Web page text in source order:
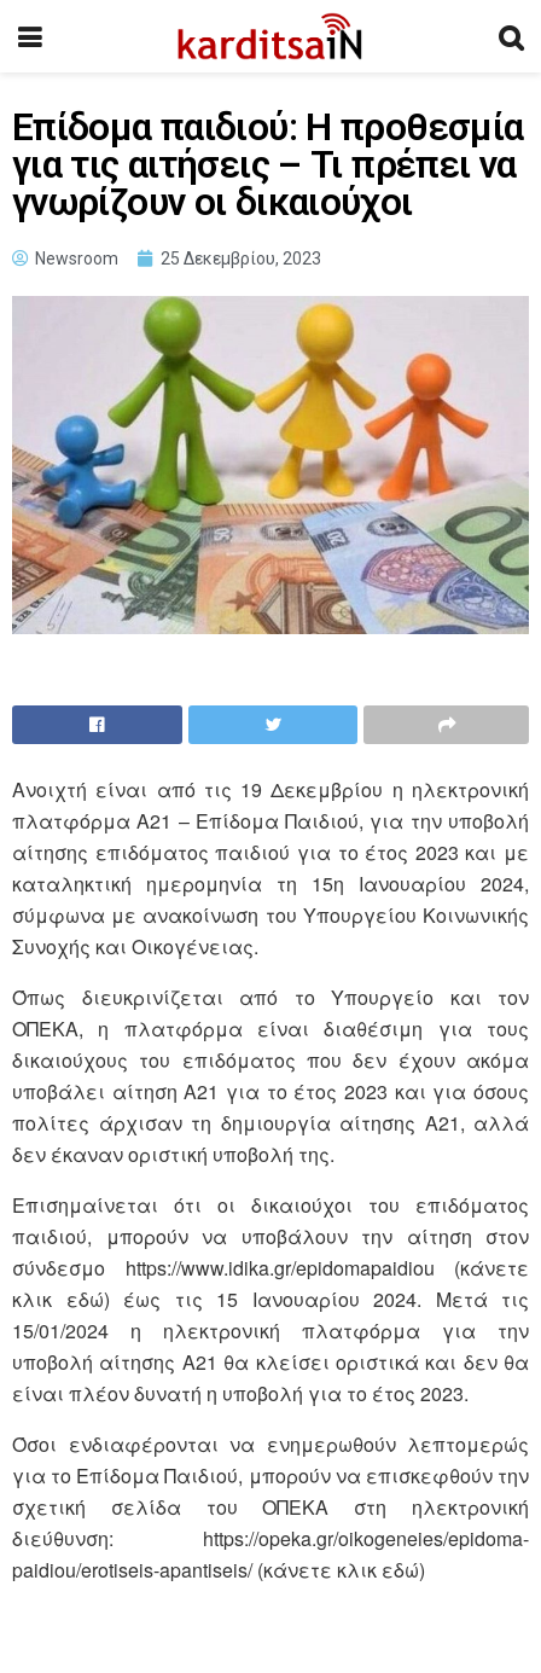
Επίδομα παιδιού: Η προθεσμία
για τις αιτήσεις – Τι πρέπει να
γνωρίζουν οι δικαιούχοι
Newsroom 25 Δεκεμβρίου, 2023
Ανοιχτή είναι από τις 19 Δεκεμβρίου η ηλεκτρονική
πλατφόρμα Α21 – Επίδομα Παιδιού, για την υποβολή
αίτησης επιδόματος παιδιού για το έτος 2023 και με
καταληκτική ημερομηνία τη 15η Ιανουαρίου 2024,
σύμφωνα με ανακοίνωση του Υπουργείου Κοινωνικής
Συνοχής και Οικογένειας.
Όπως διευκρινίζεται από το Υπουργείο και τον
ΟΠΕΚΑ, η πλατφόρμα είναι διαθέσιμη για τους
δικαιούχους του επιδόματος που δεν έχουν ακόμα
υποβάλει αίτηση Α21 για το έτος 2023 και για όσους
πολίτες άρχισαν τη δημιουργία αίτησης Α21, αλλά
δεν έκαναν οριστική υποβολή της.
Επισημαίνεται ότι οι δικαιούχοι του επιδόματος
παιδιού, μπορούν να υποβάλουν την αίτηση στον
σύνδεσμο https://www.idika.gr/epidomapaidiou (κάνετε
κλικ εδώ) έως τις 15 Ιανουαρίου 2024. Μετά τις
15/01/2024 η ηλεκτρονική πλατφόρμα για την
υποβολή αίτησης Α21 θα κλείσει οριστικά και δεν θα
είναι πλέον δυνατή η υποβολή για το έτος 2023.
Όσοι ενδιαφέρονται να ενημερωθούν λεπτομερώς
για το Επίδομα Παιδιού, μπορούν να επισκεφθούν την
σχετική σελίδα του ΟΠΕΚΑ στη ηλεκτρονική
διεύθυνση: https://opeka.gr/oikogeneies/epidoma-
paidiou/erotiseis-apantiseis/ (κάνετε κλικ εδώ)